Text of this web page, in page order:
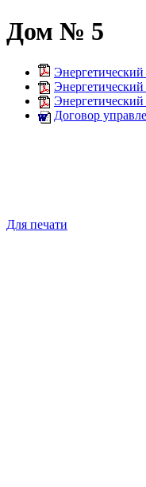
Дом № 5
Договор
Для печати